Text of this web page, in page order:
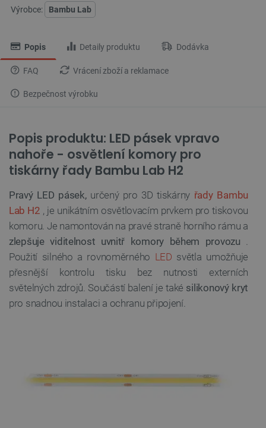
Výrobce: Bambu Lab
Popis Detaily produktu Dodávka
FAQ Vrácení zboží a reklamace
Bezpečnost výrobku
Popis produktu: LED pásek vpravo
nahoře - osvětlení komory pro
tiskárny řady Bambu Lab H2
Pravý LED pásek,určený pro 3D tiskárny řady Bambu
Lab H2 , je unikátním osvětlovacím prvkem pro tiskovou
komoru. Je namontován na pravé straně horního rámu a
zlepšuje viditelnost uvnitř komory během provozu
Použití silného a rovnoměrného LED světla umožňuje
přesnější kontrolu tisku bez nutnosti externích
světelných zdrojů. Součástí balení je také silikonový kryt
pro snadnou instalaci a ochranu připojení.